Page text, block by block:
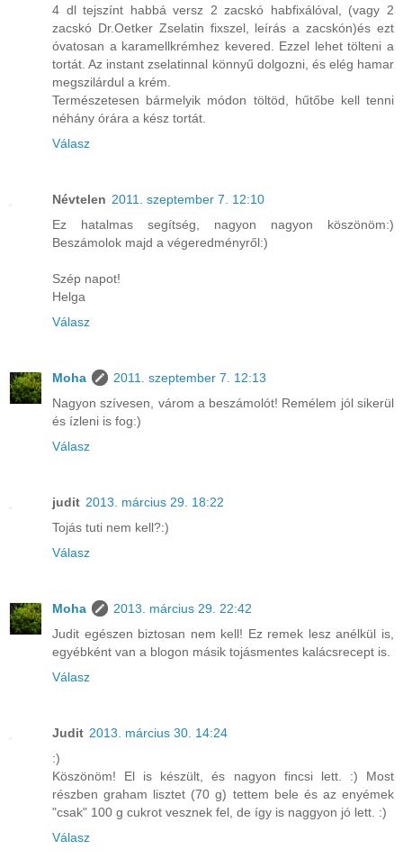
4 dl tejszínt habbá versz 2 zacskó habfixálóval, (vagy 2
zacskó Dr.Oetker Zselatin fixszel, leírás a zacskón)és ezt
óvatosan a karamellkrémhez kevered. Ezzel lehet tölteni a
tortát. Az instant zselatinnal könnyű dolgozni, és elég hamar
megszilárdul a krém.
Természetesen bármelyik módon töltöd, hűtőbe kell tenni
néhány órára a kész tortát.
Válasz
Névtelen 2011. szeptember 7. 12:10
Ez hatalmas segítség, nagyon nagyon köszönöm:)
Beszámolok majd a végeredményről:)
Szép napot!
Helga
Válasz
Moha
2011. szeptember 7. 12:13
Nagyon szívesen, várom a beszámolót! Remélem jól sikerül
és ízleni is fog:)
Válasz
judit 2013. március 29. 18:22
Tojás tuti nem kell?:)
Válasz
Moha
2013. március 29. 22:42
Judit egészen biztosan nem kell! Ez remek lesz anélkül is,
egyébként van a blogon másik tojásmentes kalácsrecept is.
Válasz
Judit 2013. március 30. 14:24
:)
Köszönöm! El is készült, és nagyon fincsi lett. :) Most
részben graham lisztet (70 g) tettem bele és az enyémek
"csak" 100 g cukrot vesznek fel, de így is naggyon jó lett. :)
Válasz